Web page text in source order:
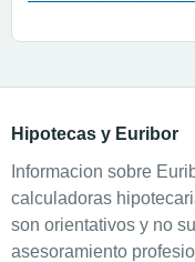
Hipotecas y Euribor
Informacion sobre
calculadoras
son orientativos y no
asesoramiento